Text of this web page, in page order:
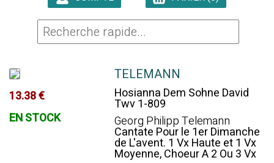
13.38 €
EN STOCK
TELEMANN
Hosianna Dem Sohne David
Twv 1-809
Georg Philipp Telemann
Cantate Pour le 1er Dimanche
de L'avent. 1 Vx Haute et 1 Vx
Moyenne, Choeur A 2 Ou 3 Vx